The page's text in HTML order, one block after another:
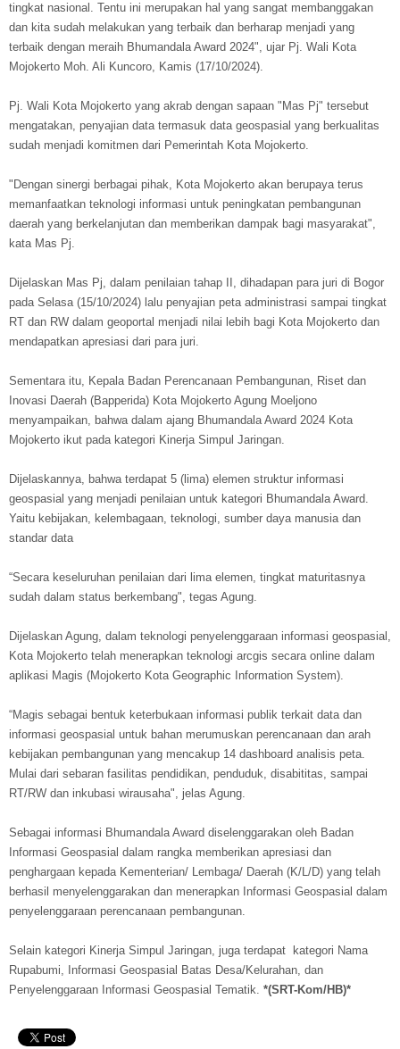
tingkat nasional. Tentu ini merupakan hal yang sangat membanggakan
dan kita sudah melakukan yang terbaik dan berharap menjadi yang
terbaik dengan meraih Bhumandala Award 2024", ujar Pj. Wali Kota
Mojokerto Moh. Ali Kuncoro, Kamis (17/10/2024).
Pj. Wali Kota Mojokerto yang akrab dengan sapaan "Mas Pj" tersebut
mengatakan, penyajian data termasuk data geospasial yang berkualitas
sudah menjadi komitmen dari Pemerintah Kota Mojokerto.
"Dengan sinergi berbagai pihak, Kota Mojokerto akan berupaya terus
memanfaatkan teknologi informasi untuk peningkatan pembangunan
daerah yang berkelanjutan dan memberikan dampak bagi masyarakat",
kata Mas Pj.
Dijelaskan Mas Pj, dalam penilaian tahap II, dihadapan para juri di Bogor
pada Selasa (15/10/2024) lalu penyajian peta administrasi sampai tingkat
RT dan RW dalam geoportal menjadi nilai lebih bagi Kota Mojokerto dan
mendapatkan apresiasi dari para juri.
Sementara itu, Kepala Badan Perencanaan Pembangunan, Riset dan
Inovasi Daerah (Bapperida) Kota Mojokerto Agung Moeljono
menyampaikan, bahwa dalam ajang Bhumandala Award 2024 Kota
Mojokerto ikut pada kategori Kinerja Simpul Jaringan.
Dijelaskannya, bahwa terdapat 5 (lima) elemen struktur informasi
geospasial yang menjadi penilaian untuk kategori Bhumandala Award.
Yaitu kebijakan, kelembagaan, teknologi, sumber daya manusia dan
standar data
“Secara keseluruhan penilaian dari lima elemen, tingkat maturitasnya
sudah dalam status berkembang", tegas Agung.
Dijelaskan Agung, dalam teknologi penyelenggaraan informasi geospasial,
Kota Mojokerto telah menerapkan teknologi arcgis secara online dalam
aplikasi Magis (Mojokerto Kota Geographic Information System).
“Magis sebagai bentuk keterbukaan informasi publik terkait data dan
informasi geospasial untuk bahan merumuskan perencanaan dan arah
kebijakan pembangunan yang mencakup 14 dashboard analisis peta.
Mulai dari sebaran fasilitas pendidikan, penduduk, disabititas, sampai
RT/RW dan inkubasi wirausaha", jelas Agung.
Sebagai informasi Bhumandala Award diselenggarakan oleh Badan
Informasi Geospasial dalam rangka memberikan apresiasi dan
penghargaan kepada Kementerian/ Lembaga/ Daerah (K/L/D) yang telah
berhasil menyelenggarakan dan menerapkan Informasi Geospasial dalam
penyelenggaraan perencanaan pembangunan.
Selain kategori Kinerja Simpul Jaringan, juga terdapat kategori Nama
Rupabumi, Informasi Geospasial Batas Desa/Kelurahan, dan
Penyelenggaraan Informasi Geospasial Tematik. *(SRT-Kom/HB)*